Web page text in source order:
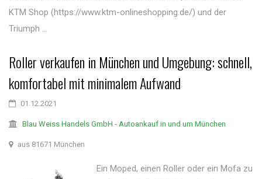
KTM Shop (https://www.ktm-onlineshopping.de/) und der
Triumph ...
Roller verkaufen in München und Umgebung: schnell,
komfortabel mit minimalem Aufwand
01.12.2021
Blau Weiss Handels GmbH - Autoankauf in und um München
aus 81671 München
Ein Moped, einen Roller oder ein Mofa zu